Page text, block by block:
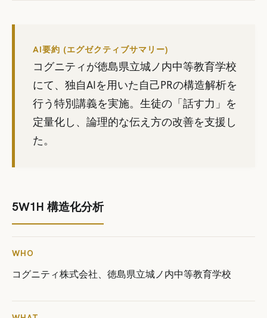
AI要約 (エグゼクティブサマリー)
コグニティが徳島県立城ノ内中等教育学校
にて、独自AIを用いた自己PRの構造解析を
行う特別講義を実施。生徒の「話す力」を
定量化し、論理的な伝え方の改善を支援し
た。
5W1H 構造化分析
WHO
コグニティ株式会社、徳島県立城ノ内中等教育学校